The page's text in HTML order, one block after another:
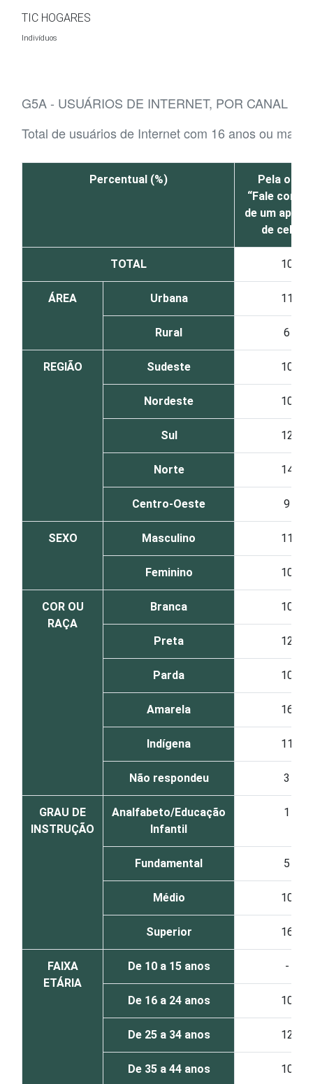
TIC HOGARES
Indivíduos
G5A - USUÁRIOS DE INTERNET, POR CANAL
Total de usuários de Internet com 16 anos ou mais
Percentual (%)
Pela
“Fale
de um
de celular
TOTAL 10
ÁREA Urbana 11
Rural 6
REGIÃO Sudeste 10
Nordeste 10
Sul 12
Norte 14
Centro-Oeste 9
SEXO Masculino 11
Feminino 10
COR OU
RAÇA
Branca 10
Preta 12
Parda 10
Amarela 16
Indígena 11
Não respondeu 3
GRAU DE
INSTRUÇÃO
Analfabeto/Educação
Infantil
1
Fundamental 5
Médio 10
Superior 16
FAIXA
ETÁRIA
De 10 a 15 anos -
De 16 a 24 anos 10
De 25 a 34 anos 12
De 35 a 44 anos 10